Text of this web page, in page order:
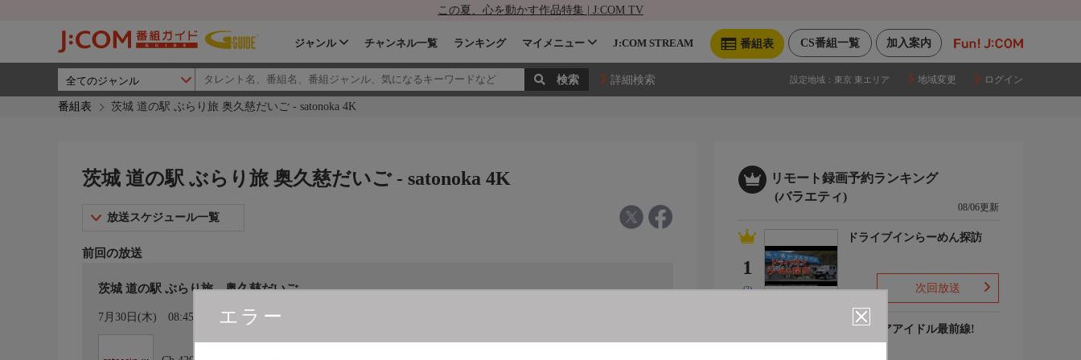
この夏、心を動かす作品特集 | J:COM TV
加入案内
CS番組一覧
番組表
ジャンル チャンネル一覧 ランキング マイメニュー J:COM STREAM
詳細検索 設定地域： 東京 東エリア 地域変更 ログイン
番組表 茨城 道の駅 ぶらり旅 奥久慈だいご - satonoka 4K
エラー
茨城 道の駅 ぶらり旅 奥久慈だいご - satonoka 4K
放送スケジュール一覧
前回の放送
茨城 道の駅 ぶらり旅 奥久慈だいご
7月30日(木) 08:45〜09:00 カレンダー登録
リモート録画予約ランキング
(バラエティ)
08/06更新
1
(2)
ドライブインらーめん探訪
次回放送
グラビアアイドル最前線!